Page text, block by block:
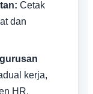
Cetak
dan
kerja,
HR.